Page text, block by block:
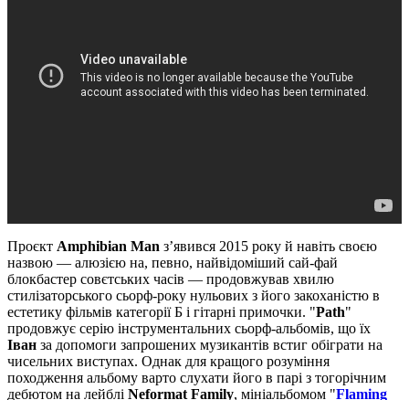
Проєкт Amphibian Man з’явився 2015 року й навіть своєю
назвою — алюзією на, певно, найвідоміший сай-фай
блокбастер совєтських часів — продовжував хвилю
стилізаторського сьорф-року нульових з його закоханістю в
естетику фільмів категорії Б і гітарні примочки. "Path"
продовжує серію інструментальних сьорф-альбомів, що їх
Іван за допомоги запрошених музикантів встиг обіграти на
чисельних виступах. Однак для кращого розуміння
походження альбому варто слухати його в парі з тогорічним
дебютом на лейблі Neformat Family, мініальбомом "Flaming